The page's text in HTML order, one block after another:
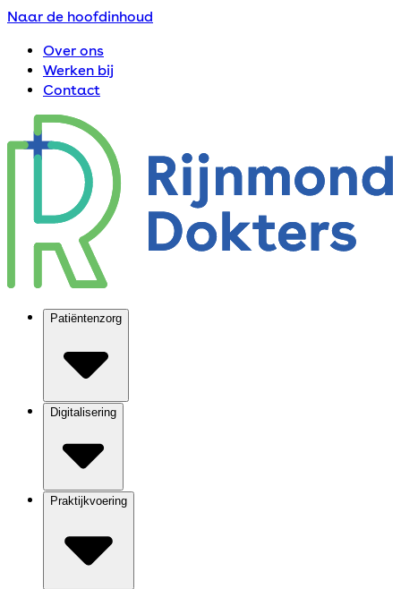
Naar de hoofdinhoud
Over ons
Werken bij
Contact
Patiëntenzorg
Digitalisering
Praktijkvoering